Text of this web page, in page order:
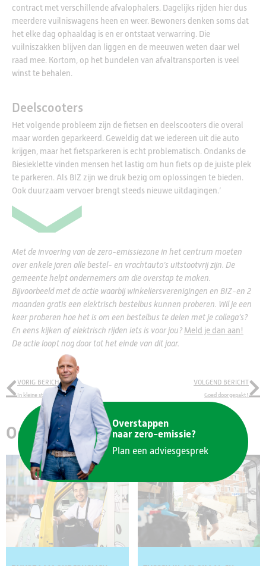
contract met verschillende afvalophalers. Dagelijks rijden hier dus
meerdere vuilniswagens heen en weer. Bewoners denken soms dat
het elke dag ophaaldag is en er ontstaat verwarring. Die
vuilniszakken blijven dan liggen en de meeuwen weten daar wel
raad mee. Kortom, op het bundelen van afvaltransporten is veel
winst te behalen.
Deelscooters
Het volgende probleem zijn de fietsen en deelscooters die overal
maar worden geparkeerd. Geweldig dat we iedereen uit die auto
krijgen, maar het fietsparkeren is echt problematisch. Ondanks de
Biesieklette vinden mensen het lastig om hun fiets op de juiste plek
te parkeren. Als BIZ zijn we druk bezig om oplossingen te bieden.
Ook duurzaam vervoer brengt steeds nieuwe uitdagingen.’
Met de invoering van de zero-emissiezone in het centrum moeten
over enkele jaren alle bestel- en vrachtauto’s uitstootvrij zijn. De
gemeente helpt ondernemers om die overstap te maken.
Bijvoorbeeld met de actie waarbij winkeliersverenigingen en BIZ-en 2
maanden gratis een elektrisch bestelbus kunnen proberen. Wil je een
keer proberen hoe het is om een bestelbus te delen met je collega’s?
En eens kijken of elektrisch rijden iets is voor jou? Meld je dan aan!
De actie loopt nog door tot het einde van dit jaar.
VORIG BERICHT
In kleine stappen vooruit…
VOLGEND BERICHT
Goed doorgepakt!
Ook lekker bezig!
Overstappen
naar zero-emissie?
Plan een adviesgesprek